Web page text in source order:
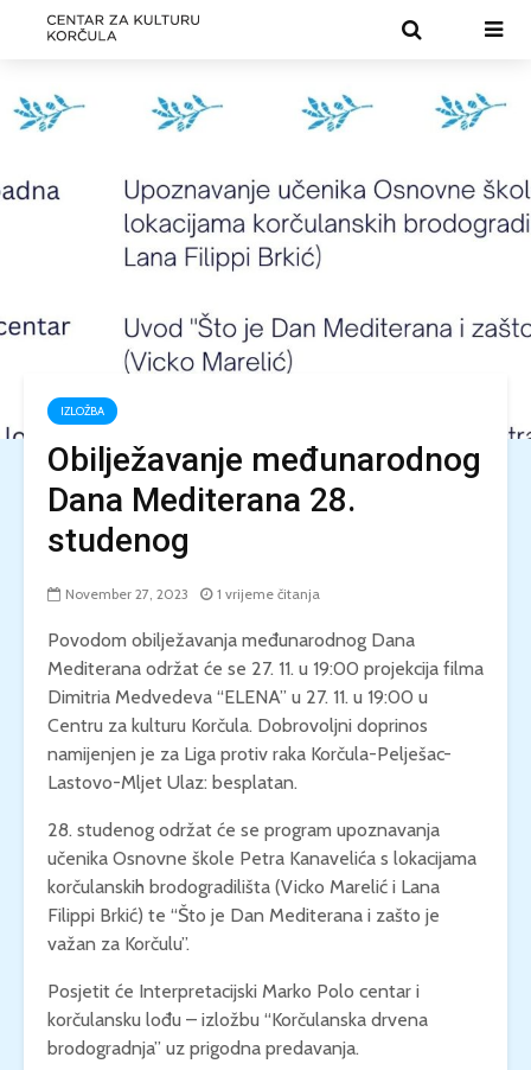
IZLOŽBA
Obilježavanje međunarodnog
Dana Mediterana 28.
studenog
November 27, 2023 1 vrijeme čitanja
Povodom obilježavanja međunarodnog Dana
Mediterana održat će se 27. 11. u 19:00 projekcija filma
Dimitria Medvedeva “ELENA” u 27. 11. u 19:00 u
Centru za kulturu Korčula. Dobrovoljni doprinos
namijenjen je za Liga protiv raka Korčula-Pelješac-
Lastovo-Mljet Ulaz: besplatan.
28. studenog održat će se program upoznavanja
učenika Osnovne škole Petra Kanavelića s lokacijama
korčulanskih brodogradilišta (Vicko Marelić i Lana
Filippi Brkić) te “Što je Dan Mediterana i zašto je
važan za Korčulu”.
Posjetit će Interpretacijski Marko Polo centar i
korčulansku lođu – izložbu “Korčulanska drvena
brodogradnja” uz prigodna predavanja.